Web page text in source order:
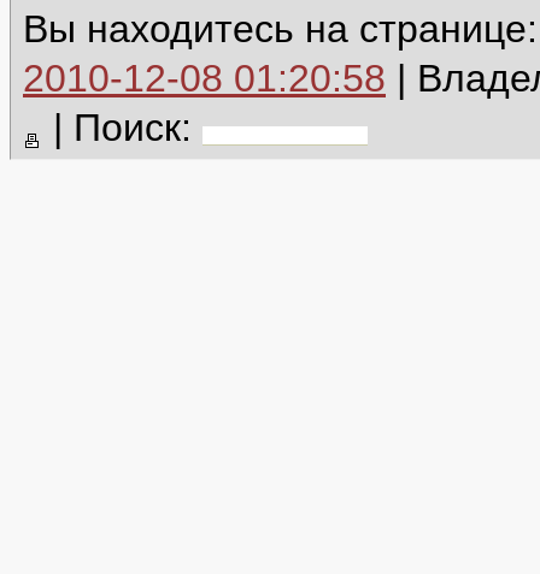
Вы находитесь на
2010-12-08 01:20:58 |
| Поиск: